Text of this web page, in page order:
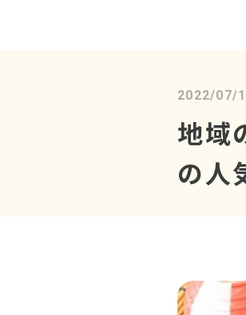
2022/07/
地域
の人